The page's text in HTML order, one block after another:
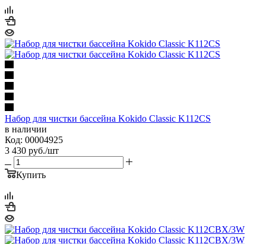
Набор для чистки бассейна Kokido Classic K112CS
в наличии
Код: 00004925
3 430 руб./шт
Купить